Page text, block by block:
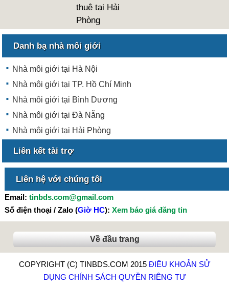
thuê tại Hải
Phòng
Danh bạ nhà môi giới
Nhà môi giới tại Hà Nội
Nhà môi giới tại TP. Hồ Chí Minh
Nhà môi giới tại Bình Dương
Nhà môi giới tại Đà Nẵng
Nhà môi giới tại Hải Phòng
Liên kết tài trợ
Liên hệ với chúng tôi
Email: tinbds.com@gmail.com
Số điện thoại / Zalo (Giờ HC): Xem báo giá đăng tin
Về đầu trang
COPYRIGHT (C) TINBDS.COM 2015 ĐIỀU KHOẢN SỬ
DỤNG CHÍNH SÁCH QUYỀN RIÊNG TƯ